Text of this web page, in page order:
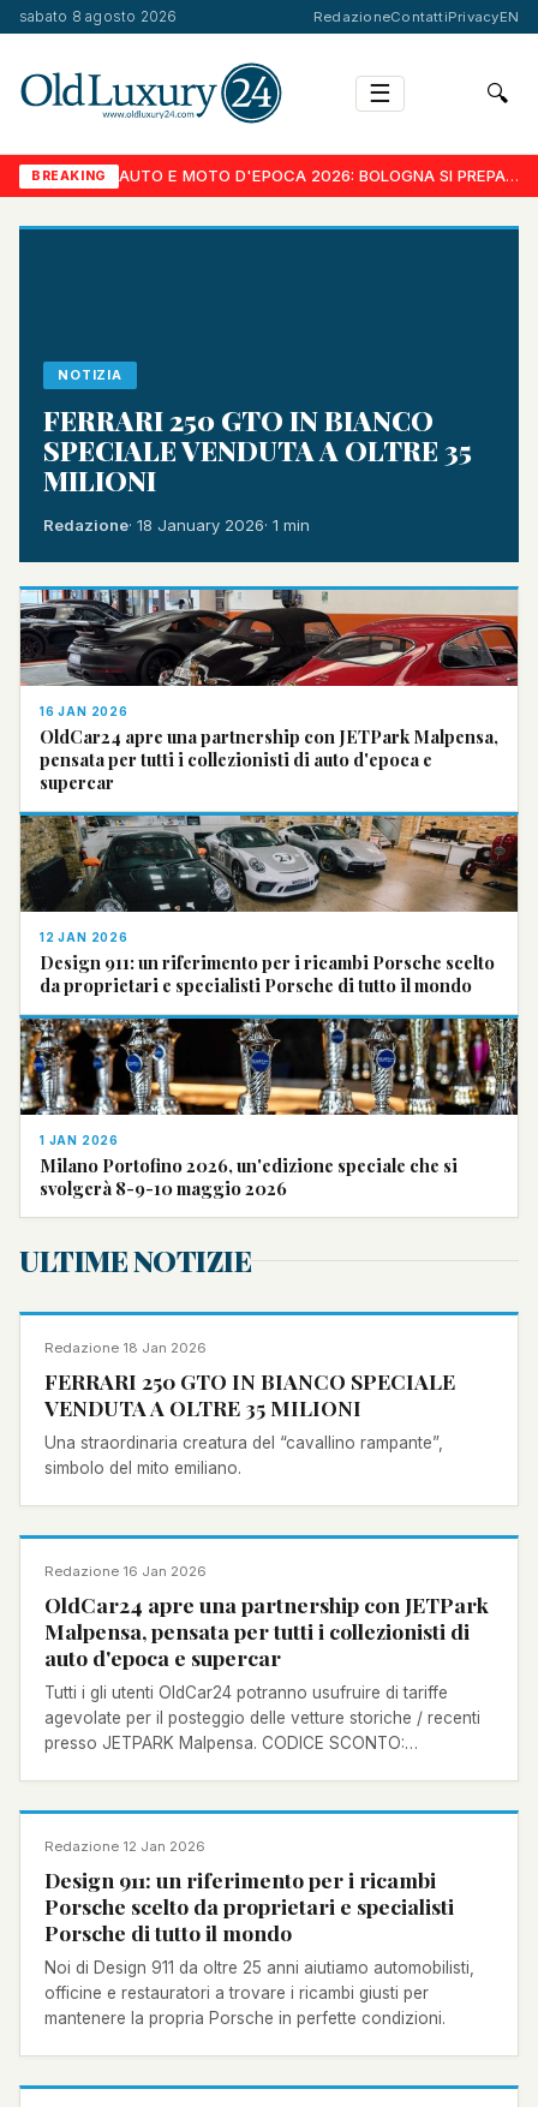
sabato 8 agosto 2026 RedazioneContattiPrivacyEN
☰ 🔍
BREAKING AUTO E MOTO D'EPOCA 2026: BOLOGNA SI PREPARA AD UNA NUOVA EDIZIONE DA PROTAGONISTA IN EUROPA.
NOTIZIA
FERRARI 250 GTO IN BIANCO
SPECIALE VENDUTA A OLTRE 35
MILIONI
Redazione· 18 January 2026· 1 min
16 JAN 2026
OldCar24 apre una partnership con JETPark Malpensa,
pensata per tutti i collezionisti di auto d'epoca e
supercar
12 JAN 2026
Design 911: un riferimento per i ricambi Porsche scelto
da proprietari e specialisti Porsche di tutto il mondo
1 JAN 2026
Milano Portofino 2026, un'edizione speciale che si
svolgerà 8-9-10 maggio 2026
ULTIME NOTIZIE
NOTIZIA
Redazione·18 Jan 2026
FERRARI 250 GTO IN BIANCO SPECIALE
VENDUTA A OLTRE 35 MILIONI
Una straordinaria creatura del “cavallino rampante”,
simbolo del mito emiliano.
NOTIZIA
Redazione·16 Jan 2026
OldCar24 apre una partnership con JETPark
Malpensa, pensata per tutti i collezionisti di
auto d'epoca e supercar
Tutti i gli utenti OldCar24 potranno usufruire di tariffe
agevolate per il posteggio delle vetture storiche / recenti
presso JETPARK Malpensa. CODICE SCONTO:
NOTIZIA
Redazione·12 Jan 2026
Design 911: un riferimento per i ricambi
Porsche scelto da proprietari e specialisti
Porsche di tutto il mondo
Noi di Design 911 da oltre 25 anni aiutiamo automobilisti,
officine e restauratori a trovare i ricambi giusti per
mantenere la propria Porsche in perfette condizioni.